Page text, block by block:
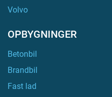
Volvo
OPBYGNINGER
Betonbil
Brandbil
Fast lad